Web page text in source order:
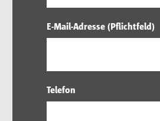
E-Mail-Adresse (Pflichtfeld)
Telefon